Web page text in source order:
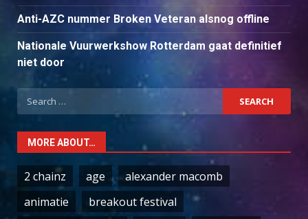
Anti-AZC nummer Broken Veteran alsnog offline
Nationale Vuurwerkshow Rotterdam gaat definitief
niet door
Search
for:
MORE ABOUT…
2 chainz age
alexander macomb
animatie
breakout festival